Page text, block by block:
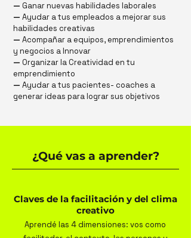
— Ganar nuevas habilidades laborales
— Ayudar a tus empleados a mejorar sus
habilidades creativas
— Acompañar a equipos, emprendimientos
y negocios a Innovar
— Organizar la Creatividad en tu
emprendimiento
— Ayudar a tus pacientes- coaches a
generar ideas para lograr sus objetivos
¿Qué vas a aprender?
Claves de la facilitación y del clima
creativo
Aprendé las 4 dimensiones: vos como